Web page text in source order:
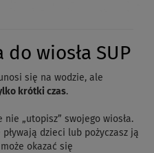
wiosła SUP
się na wodzie, ale
krótki czas.
nie „utopisz” swojego wiosła.
dzieci lub pożyczasz ją
okazać się